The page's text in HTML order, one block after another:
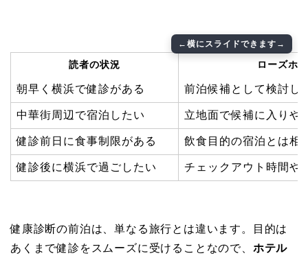
読者の状況 ローズホ
朝早く横浜で健診がある 前泊候補として検討し
中華街周辺で宿泊したい 立地面で候補に入りや
健診前日に食事制限がある 飲食目的の宿泊とは相
健診後に横浜で過ごしたい チェックアウト時間や
健康診断の前泊は、単なる旅行とは違います。目的は
あくまで健診をスムーズに受けることなので、 ホテル